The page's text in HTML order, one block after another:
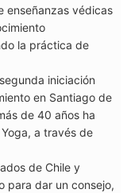
enseñanzas védicas
la práctica de
iniciación
en Santiago de
de 40 años ha
a través de
de Chile y
para dar un consejo,